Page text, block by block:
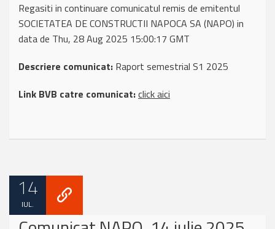
Regasiti in continuare comunicatul remis de emitentul
SOCIETATEA DE CONSTRUCTII NAPOCA SA (NAPO) in
data de Thu, 28 Aug 2025 15:00:17 GMT
Descriere comunicat: Raport semestrial S1 2025
Link BVB catre comunicat:click aici
14
IUL.